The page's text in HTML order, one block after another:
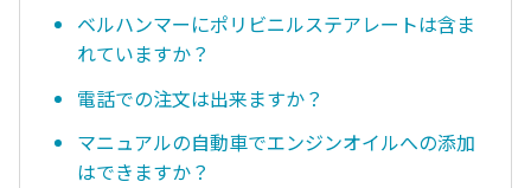
ベルハンマーにポリビニルステアレートは含ま
れていますか？
電話での注文は出来ますか？
マニュアルの自動車でエンジンオイルへの添加
はできますか？